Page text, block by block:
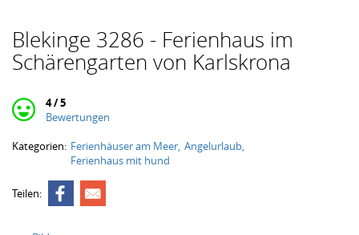
Blekinge 3286 - Ferienhaus im
Schärengarten von Karlskrona
4 / 5
Bewertungen
Kategorien: Ferienhäuser am Meer Angelurlaub
Ferienhaus mit hund
Teilen: